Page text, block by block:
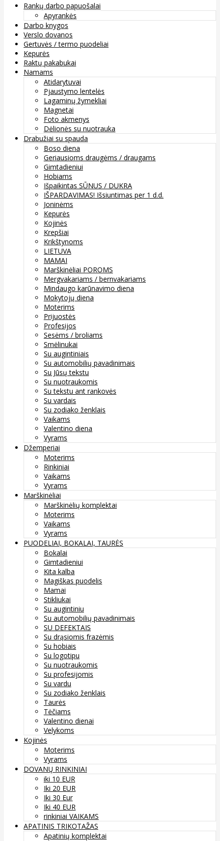
Rankų darbo papuošalai
Apyrankės
Darbo knygos
Verslo dovanos
Gertuvės / termo puodeliai
Kepurės
Raktų pakabukai
Namams
Atidarytuvai
Pjaustymo lentelės
Lagaminų žymekliai
Magnetai
Foto akmenys
Dėlionės su nuotrauka
Drabužiai su spauda
Boso diena
Geriausioms draugėms / draugams
Gimtadieniui
Hobiams
Išpaikintas SŪNUS / DUKRA
IŠPARDAVIMAS! Išsiuntimas per 1 d.d.
Joninėms
Kepurės
Kojinės
Krepšiai
Krikštynoms
LIETUVA
MAMAI
Marškinėliai POROMS
Mergvakariams / bernvakariams
Mindaugo karūnavimo diena
Mokytojų diena
Moterims
Prijuostės
Profesijos
Sesėms / broliams
Smėlinukai
Su augintiniais
Su automobilių pavadinimais
Su Jūsų tekstu
Su nuotraukomis
Su tekstu ant rankovės
Su vardais
Su zodiako ženklais
Vaikams
Valentino diena
Vyrams
Džemperiai
Moterims
Rinkiniai
Vaikams
Vyrams
Marškinėliai
Marškinėlių komplektai
Moterims
Vaikams
Vyrams
PUODELIAI, BOKALAI, TAURĖS
Bokalai
Gimtadieniui
Kita kalba
Magiškas puodelis
Mamai
Stikliukai
Su augintiniu
Su automobilių pavadinimais
SU DEFEKTAIS
Su drąsiomis frazėmis
Su hobiais
Su logotipu
Su nuotraukomis
Su profesijomis
Su vardu
Su zodiako ženklais
Taurės
Tėčiams
Valentino dienai
Velykoms
Kojinės
Moterims
Vyrams
DOVANŲ RINKINIAI
iki 10 EUR
Iki 20 EUR
Iki 30 Eur
Iki 40 EUR
rinkiniai VAIKAMS
APATINIS TRIKOTAŽAS
Apatinių komplektai